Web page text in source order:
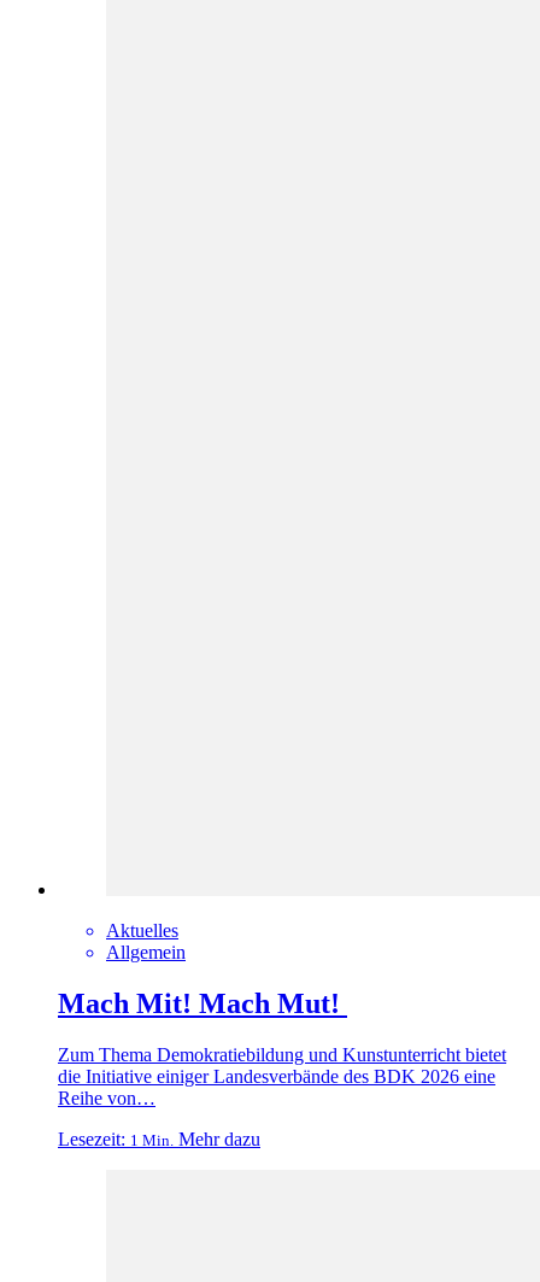
Aktuelles
Allgemein
Mach Mit! Mach Mut!
Zum Thema Demokratiebildung und Kunstunterricht bietet
die Initiative einiger Landesverbände des BDK 2026 eine
Reihe von…
Lesezeit: 1 Min. Mehr dazu